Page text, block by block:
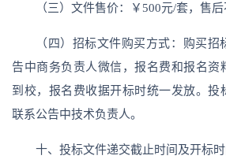
（三）文件售价：￥500元/套，售后
（四）招标文件购买方式：购买
告中商务负责人微信，报名费和报名资
到校，报名费收据开标时统一发放。投
联系公告中技术负责人。
十、投标文件递交截止时间及开标时